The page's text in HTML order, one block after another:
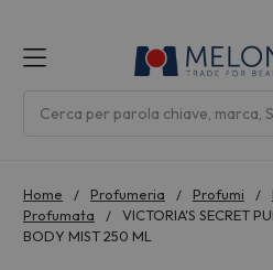
Home Profumeria Profumi
Profumata
VICTORIA'S SECRET
BODY MIST 250 ML